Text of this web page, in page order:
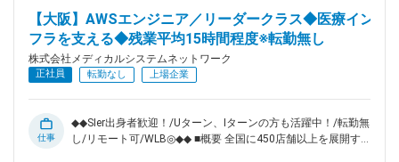
ムを牽引するマネジメントへのステップアップも可能です。 ■
働きやすい環境 残業は月平均15時間程度なので、ワークライ
フバランスを重視することができます。リモートワークも業務
に応じて可能ですので、効率のいい働き方も実現可能です。
産休・育休取得後の復帰率も約98％など、高い定着率が特徴
介護事業等、地域の「医・食・住」のインフラとして地域住民
の健康を支えるトータルサービス事業を展開しています。地域
【大阪】AWSエンジニア／リーダークラス◆医療イン
フラを支える◆残業平均15時間程度※転勤無し
株式会社メディカルシステムネットワーク
正社員 転勤なし 上場企業
仕事
◆◆SIer出身者歓迎！/Uターン、Iターンの方も活躍中！/転勤無
し/リモート可/WLB◎◆◆ ■概要 全国に450店舗以上を展開す